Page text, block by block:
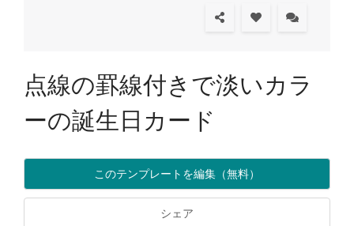
点線の罫線付きで淡いカラ
ーの誕生日カード
このテンプレートを編集（無料）
シェア